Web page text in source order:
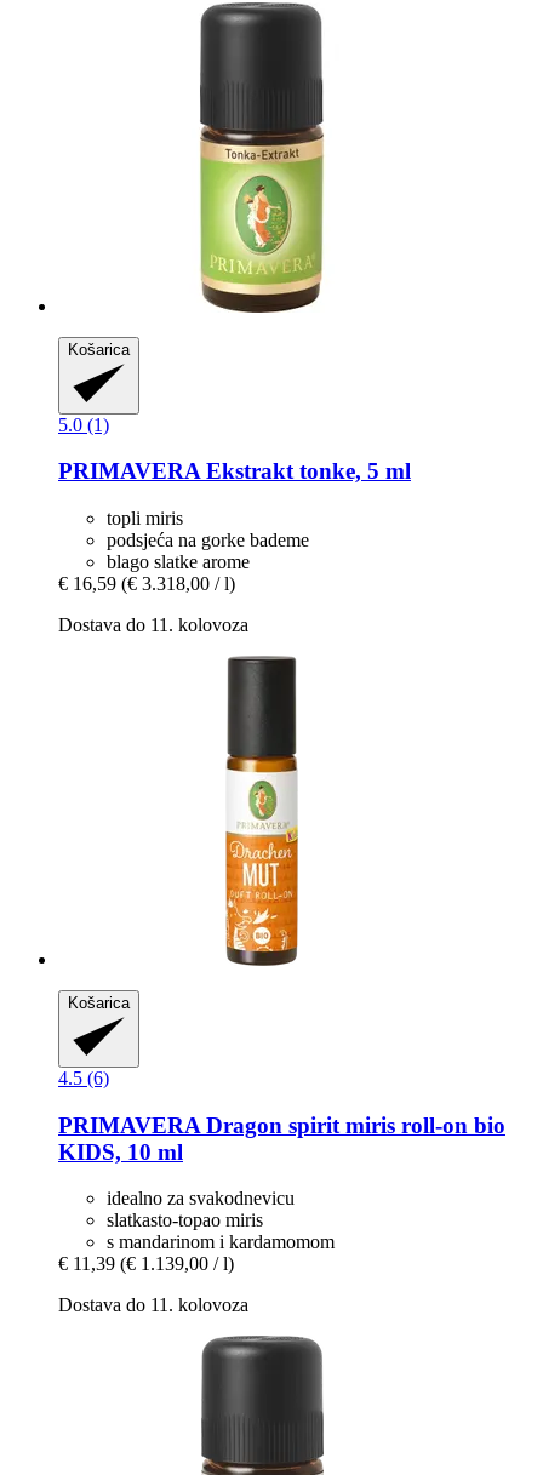
Košarica
5.0 (1)
PRIMAVERAEkstrakt tonke, 5 ml
topli miris
podsjeća na gorke bademe
blago slatke arome
€ 16,59 (€ 3.318,00 / l)
Dostava do 11. kolovoza
Košarica
4.5 (6)
PRIMAVERA Dragon spirit miris roll-​on bio
KIDS, 10 ml
idealno za svakodnevicu
slatkasto-topao miris
s mandarinom i kardamomom
€ 11,39 (€ 1.139,00 / l)
Dostava do 11. kolovoza